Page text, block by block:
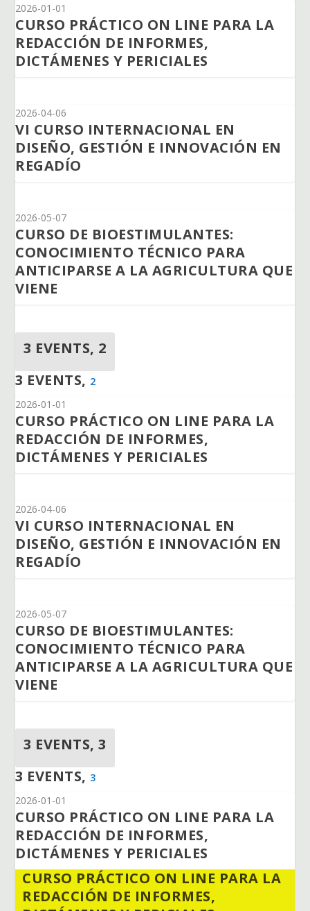
2026-01-01
CURSO PRÁCTICO ON LINE PARA LA
REDACCIÓN DE INFORMES,
DICTÁMENES Y PERICIALES
2026-04-06
VI CURSO INTERNACIONAL EN
DISEÑO, GESTIÓN E INNOVACIÓN EN
REGADÍO
2026-05-07
CURSO DE BIOESTIMULANTES:
CONOCIMIENTO TÉCNICO PARA
ANTICIPARSE A LA AGRICULTURA QUE
VIENE
3 EVENTS, 2
3 EVENTS, 2
2026-01-01
CURSO PRÁCTICO ON LINE PARA LA
REDACCIÓN DE INFORMES,
DICTÁMENES Y PERICIALES
2026-04-06
VI CURSO INTERNACIONAL EN
DISEÑO, GESTIÓN E INNOVACIÓN EN
REGADÍO
2026-05-07
CURSO DE BIOESTIMULANTES:
CONOCIMIENTO TÉCNICO PARA
ANTICIPARSE A LA AGRICULTURA QUE
VIENE
3 EVENTS,3
3 EVENTS, 3
2026-01-01
CURSO PRÁCTICO ON LINE PARA LA
REDACCIÓN DE INFORMES,
DICTÁMENES Y PERICIALES
CURSO PRÁCTICO ON LINE PARA LA
REDACCIÓN DE INFORMES,